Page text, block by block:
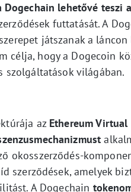
Dogechain lehetővé teszi
futtatását. A
játszanak a
célja, hogy a Dogecoin
szolgáltatások világában.
az Ethereum Virtual
okosszerződés-
szerződések, amelyek
A Dogechain